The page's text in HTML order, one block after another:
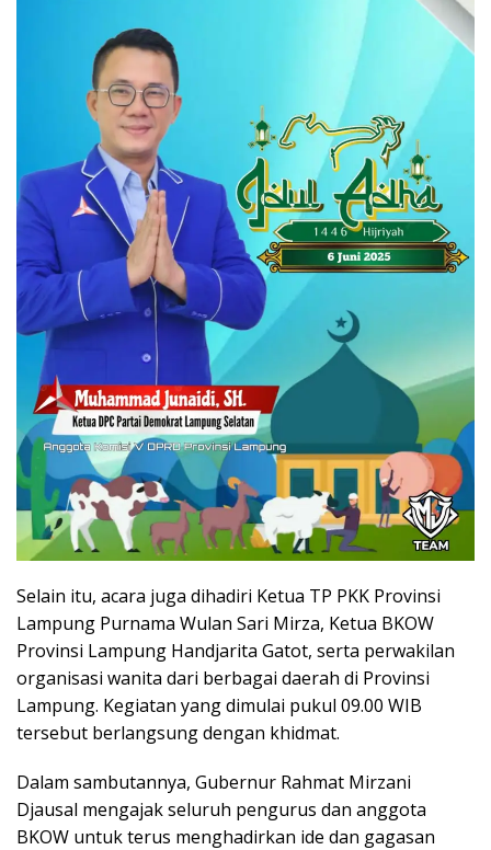
Selain itu, acara juga dihadiri Ketua TP PKK Provinsi
Lampung Purnama Wulan Sari Mirza, Ketua BKOW
Provinsi Lampung Handjarita Gatot, serta perwakilan
organisasi wanita dari berbagai daerah di Provinsi
Lampung. Kegiatan yang dimulai pukul 09.00 WIB
tersebut berlangsung dengan khidmat.
Dalam sambutannya, Gubernur Rahmat Mirzani
Djausal mengajak seluruh pengurus dan anggota
BKOW untuk terus menghadirkan ide dan gagasan